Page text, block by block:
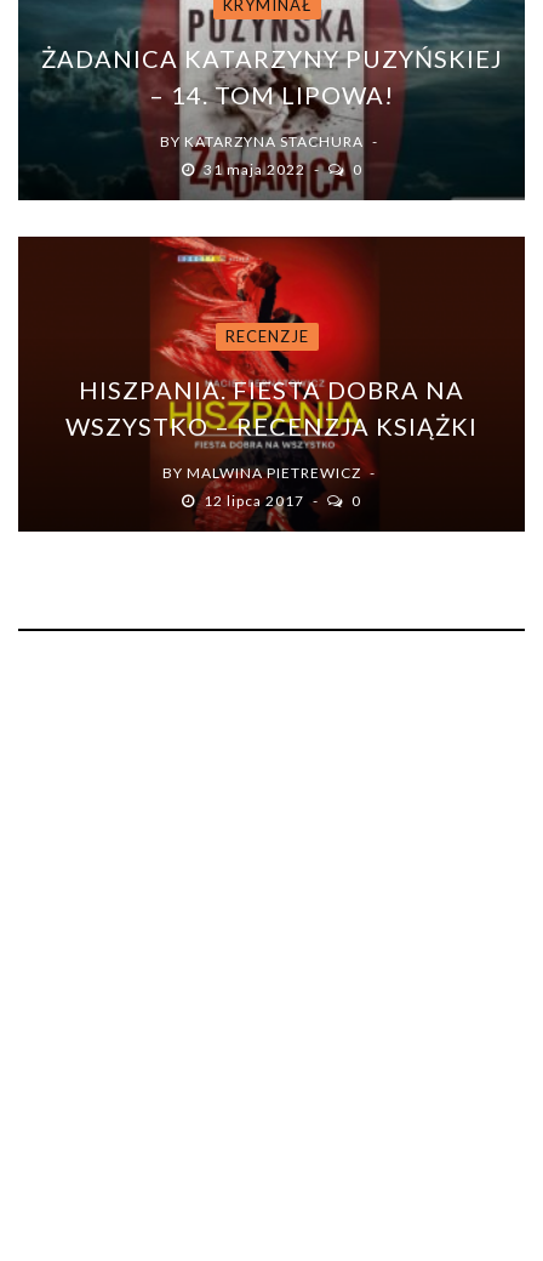
KRYMINAŁ
ŻADANICA KATARZYNY PUZYŃSKIEJ
– 14. TOM LIPOWA!
BY KATARZYNA STACHURA
31 maja 2022
0
RECENZJE
HISZPANIA. FIESTA DOBRA NA
WSZYSTKO – RECENZJA KSIĄŻKI
BY MALWINA PIETREWICZ
12 lipca 2017
0